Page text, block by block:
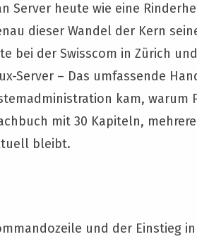
Server heute wie eine
dieser Wandel der Kern
bei der Swisscom in Zürich
Server – Das umfassende
kam,
mit 30 Kapiteln,
bleibt.
und der Einstieg